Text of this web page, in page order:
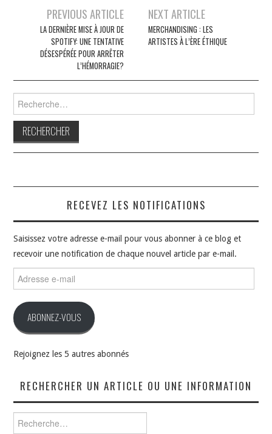
Navigation
articles
PREVIOUS ARTICLE
LA DERNIÈRE MISE À JOUR DE
SPOTIFY: UNE TENTATIVE
DÉSESPÉRÉE POUR ARRÊTER
L’HÉMORRAGIE?
NEXT ARTICLE
MERCHANDISING : LES
ARTISTES À L’ÈRE ÉTHIQUE
RECEVEZ LES NOTIFICATIONS
Saisissez votre adresse e-mail pour vous abonner à ce blog et
recevoir une notification de chaque nouvel article par e-mail.
e-
ABONNEZ-VOUS
Rejoignez les 5 autres abonnés
RECHERCHER UN ARTICLE OU UNE INFORMATION